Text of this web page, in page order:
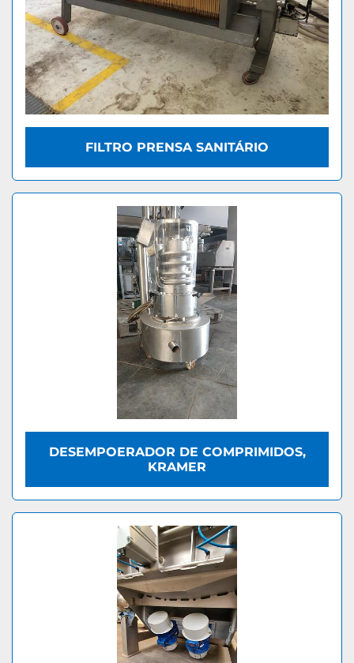
FILTRO PRENSA SANITÁRIO
DESEMPOERADOR DE COMPRIMIDOS,
KRAMER